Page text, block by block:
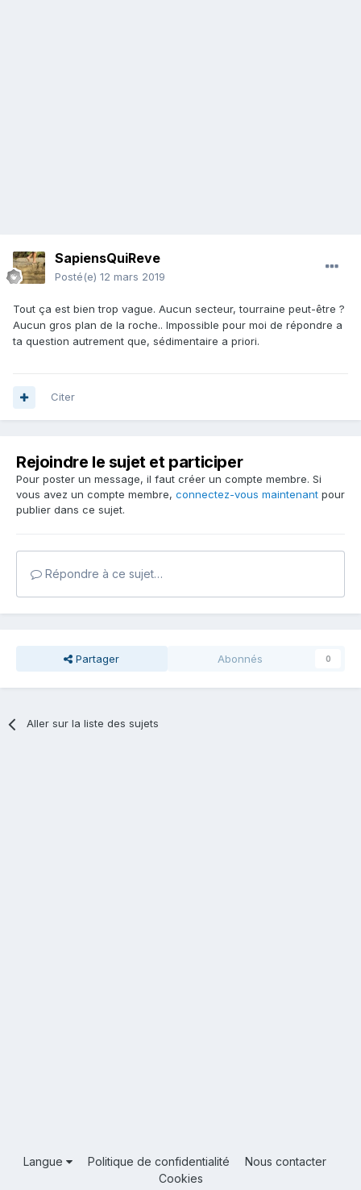
SapiensQuiReve
Posté(e) 12 mars 2019
Tout ça est bien trop vague. Aucun secteur, tourraine peut-être ?
Aucun gros plan de la roche.. Impossible pour moi de répondre a
ta question autrement que, sédimentaire a priori.
Citer
Rejoindre le sujet et participer
Pour poster un message, il faut créer un compte membre. Si
vous avez un compte membre, connectez-vous maintenant pour
publier dans ce sujet.
Répondre à ce sujet…
Partager Abonnés 0
Aller sur la liste des sujets
Langue Politique de confidentialité
Nous contacter
Cookies